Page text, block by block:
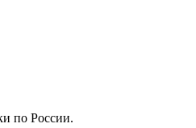
по России.